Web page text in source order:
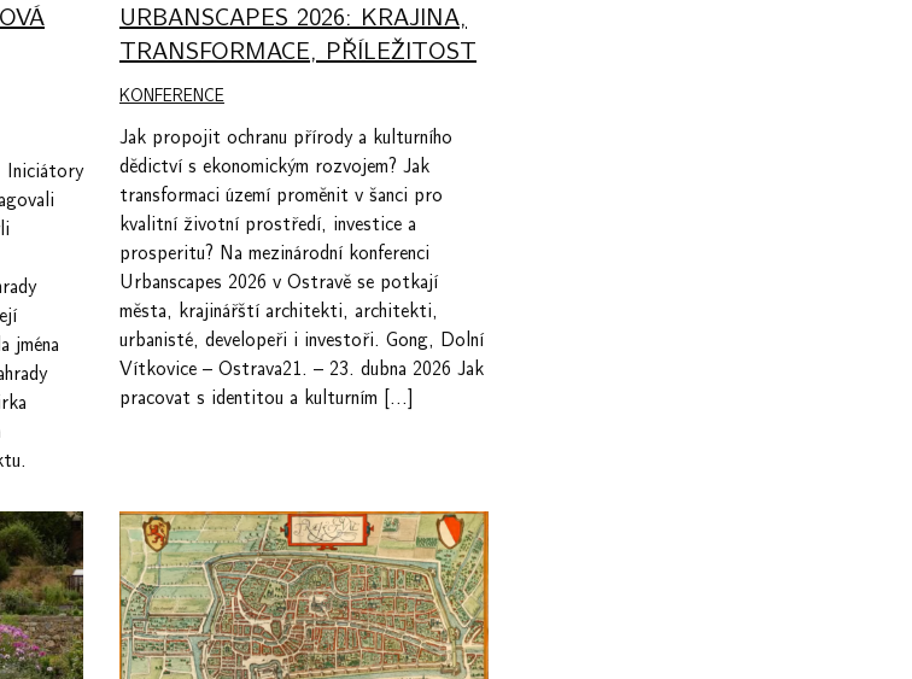
Iniciátory
jména
URBANSCAPES 2026: KRAJINA,
TRANSFORMACE, PŘÍLEŽITOST
KONFERENCE
Jak propojit ochranu přírody a kulturního
dědictví s ekonomickým rozvojem? Jak
transformaci území proměnit v šanci pro
kvalitní životní prostředí, investice a
prosperitu? Na mezinárodní konferenci
Urbanscapes 2026 v Ostravě se potkají
města, krajinářští architekti, architekti,
urbanisté, developeři i investoři. Gong, Dolní
Vítkovice – Ostrava21. – 23. dubna 2026 Jak
pracovat s identitou a kulturním […]